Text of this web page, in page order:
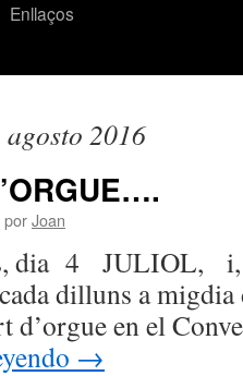
Enllaços
agosto 2016
porJoan
dia 4 JULIOL, i,
dilluns a migdia
d’orgue en el
→